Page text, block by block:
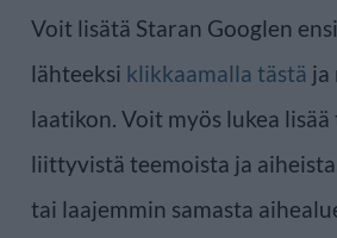
Voit lisätä Staran Googlen
lähteeksi klikkaamalla tästä ja
laatikon. Voit myös lukea
liittyvistä teemoista ja
tai laajemmin samasta